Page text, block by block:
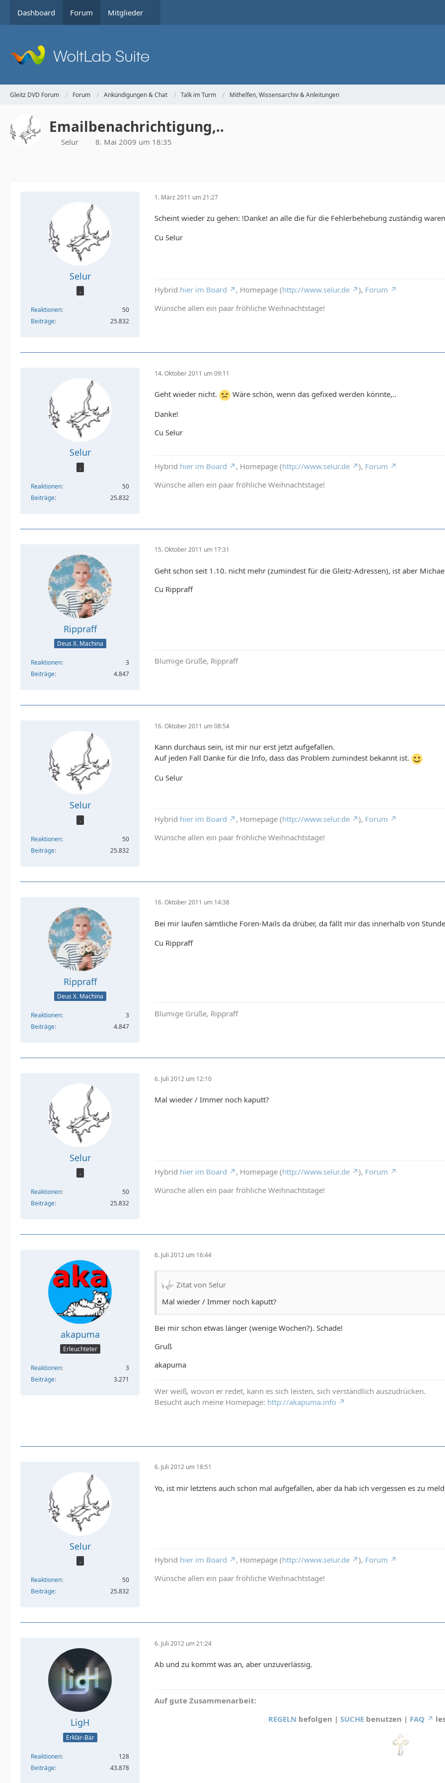
Dashboard Forum Mitglieder
Gleitz DVD Forum Forum Ankündigungen & Chat Talk im Turm Mithelfen, Wissensarchiv & Anleitungen
Emailbenachrichtigung,..
Selur 8. Mai 2009 um 18:35
Selur
.
Reaktionen
50
Beiträge
25.832
1. März 2011 um 21:27
Scheint wieder zu gehen: !Danke! an alle die für die Fehlerbehebung zuständig
Cu Selur
Hybrid hier im Board , Homepage (http://www.selur.de ), Forum
Wünsche allen ein paar fröhliche Weihnachtstage!
Selur
.
Reaktionen
50
Beiträge
25.832
14. Oktober 2011 um 09:11
Geht wieder nicht.
Wäre schön, wenn das gefixed werden könnte,..
Danke!
Cu Selur
Hybrid hier im Board , Homepage (http://www.selur.de ), Forum
Wünsche allen ein paar fröhliche Weihnachtstage!
Rippraff
Deus X. Machina
Reaktionen
3
Beiträge
4.847
15. Oktober 2011 um 17:31
Geht schon seit 1.10. nicht mehr (zumindest für die Gleitz-Adressen), ist aber
Cu Rippraff
Blumige Grüße, Rippraff
Selur
.
Reaktionen
50
Beiträge
25.832
16. Oktober 2011 um 08:54
Kann durchaus sein, ist mir nur erst jetzt aufgefallen.
Auf jeden Fall Danke für die Info, dass das Problem zumindest bekannt ist.
Cu Selur
Hybrid hier im Board , Homepage (http://www.selur.de ), Forum
Wünsche allen ein paar fröhliche Weihnachtstage!
Rippraff
Deus X. Machina
Reaktionen
3
Beiträge
4.847
16. Oktober 2011 um 14:38
Bei mir laufen sämtliche Foren-Mails da drüber, da fällt mir das innerhalb von
Cu Rippraff
Blumige Grüße, Rippraff
Selur
.
Reaktionen
50
Beiträge
25.832
6. Juli 2012 um 12:10
Mal wieder / Immer noch kaputt?
Hybrid hier im Board , Homepage (http://www.selur.de ), Forum
Wünsche allen ein paar fröhliche Weihnachtstage!
akapuma
Erleuchteter
Reaktionen
3
Beiträge
3.271
6. Juli 2012 um 16:44
Zitat von Selur
Mal wieder / Immer noch kaputt?
Bei mir schon etwas länger (wenige Wochen?). Schade!
Gruß
akapuma
Wer weiß, wovon er redet, kann es sich leisten, sich verständlich auszudrücken.
Besucht auch meine Homepage: http://akapuma.info
Selur
.
Reaktionen
50
Beiträge
25.832
6. Juli 2012 um 18:51
Yo, ist mir letztens auch schon mal aufgefallen, aber da hab ich vergessen es zu
Hybrid hier im Board , Homepage (http://www.selur.de ), Forum
Wünsche allen ein paar fröhliche Weihnachtstage!
LigH
Erklär-Bär
Reaktionen
128
Beiträge
43.878
6. Juli 2012 um 21:24
Ab und zu kommt was an, aber unzuverlässig.
Auf gute Zusammenarbeit:
REGELN befolgen | SUCHE benutzen | FAQ